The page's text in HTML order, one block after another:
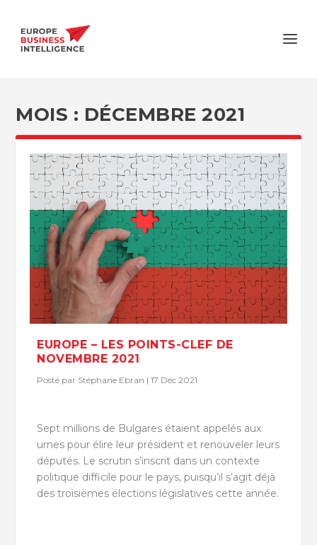
MOIS : DÉCEMBRE 2021
EUROPE – LES POINTS-CLEF DE
NOVEMBRE 2021
Posté par Stéphane Ebran |17 Déc 2021
Sept millions de Bulgares étaient appelés aux
urnes pour élire leur président et renouveler leurs
députés. Le scrutin s’inscrit dans un contexte
politique difficile pour le pays, puisqu’il s’agit déjà
des troisièmes élections législatives cette année.